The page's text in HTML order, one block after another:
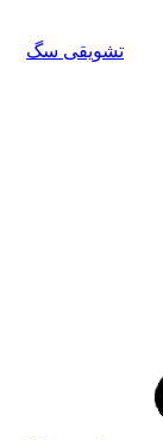
تشویقی سگ